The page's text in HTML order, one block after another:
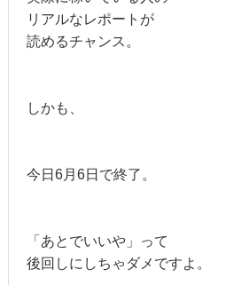
リアルなレポートが
読めるチャンス。
しかも、
今日6月6日で終了。
「あとでいいや」って
後回しにしちゃダメですよ。